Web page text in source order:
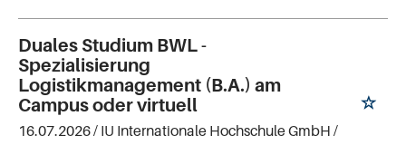
Duales Studium BWL -
Spezialisierung
Logistikmanagement (B.A.) am
Campus oder virtuell
16.07.2026 / IU Internationale Hochschule GmbH /